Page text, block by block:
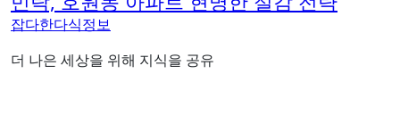
잡다한다식정보
더 나은 세상을 위해 지식을 공유